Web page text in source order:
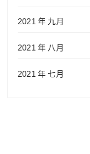
2021 年 九月
2021 年 八月
2021 年 七月